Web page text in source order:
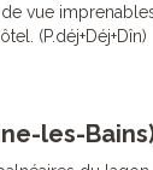
vue
(P.déj+Déj+Dîn)
les-